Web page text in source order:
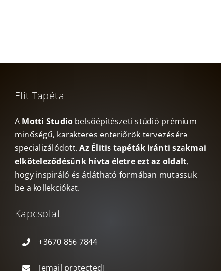
Elit Tapéta
A Motti Studio belsőépítészeti stúdió prémium
minőségű, karakteres enteriőrök tervezésére
specializálódott.Az Élitis tapéták iránti szakmai
elköteleződésünk hívta életre ezt az oldalt,
hogy inspiráló és átlátható formában mutassuk
be a kollekciókat.
Kapcsolat
+3670 856 7844
[email protected]